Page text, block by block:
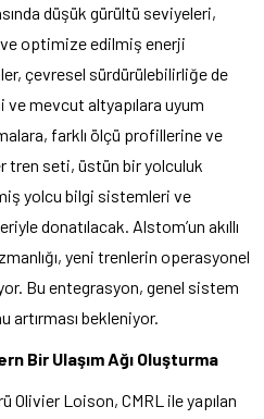
düşük gürültü seviyeleri,
optimize edilmiş enerji
çevresel sürdürülebilirliğe de
ve mevcut altyapılara uyum
farklı ölçü profillerine ve
tren seti, üstün bir yolculuk
yolcu bilgi sistemleri ve
donatılacak. Alstom’un akıllı
yeni trenlerin operasyonel
Bu entegrasyon, genel sistem
bekleniyor.
Bir Ulaşım Ağı Oluşturma
Olivier Loison, CMRL ile yapılan